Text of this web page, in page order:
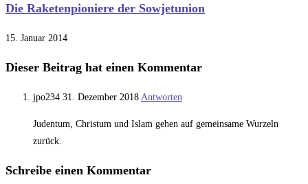
Die Raketenpioniere der Sowjetunion
15. Januar 2014
Dieser Beitrag hat einen Kommentar
jpo234 31. Dezember 2018 Antworten
Judentum, Christum und Islam gehen auf gemeinsame Wurzeln
zurück.
Schreibe einen Kommentar